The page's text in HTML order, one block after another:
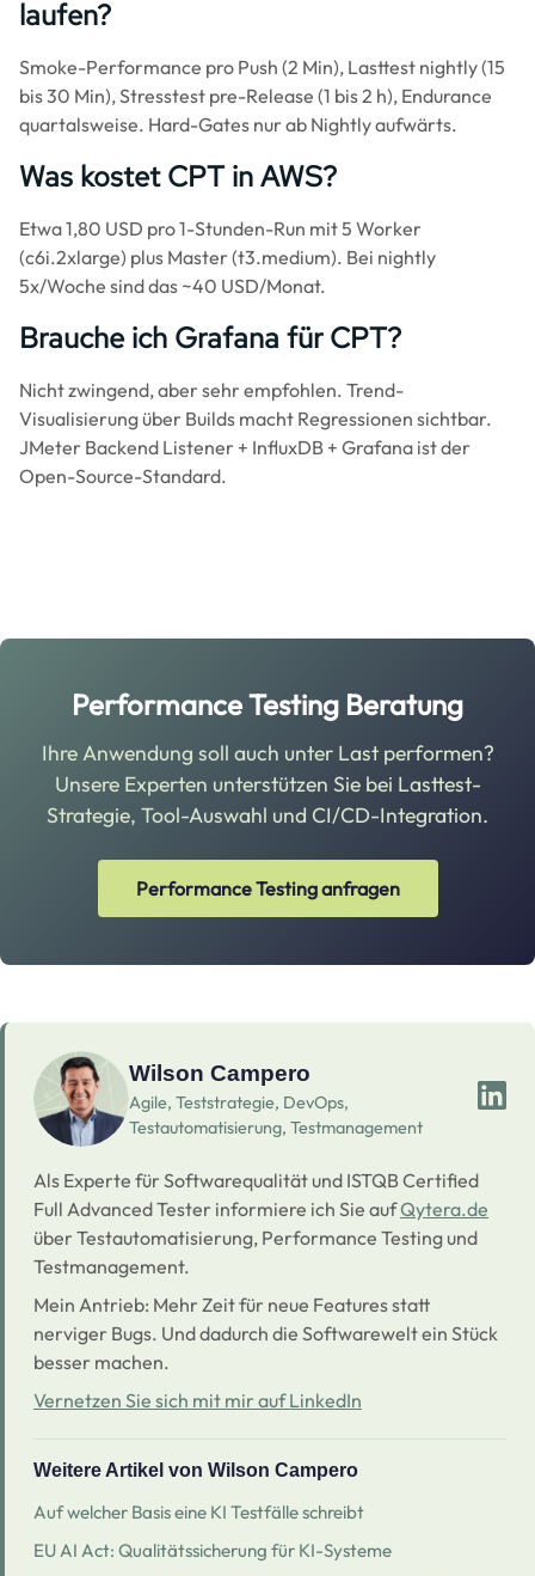
laufen?
Smoke-Performance pro Push (2 Min), Lasttest nightly (15
bis 30 Min), Stresstest pre-Release (1 bis 2 h), Endurance
quartalsweise. Hard-Gates nur ab Nightly aufwärts.
Was kostet CPT in AWS?
Etwa 1,80 USD pro 1-Stunden-Run mit 5 Worker
(c6i.2xlarge) plus Master (t3.medium). Bei nightly
5x/Woche sind das ~40 USD/Monat.
Brauche ich Grafana für CPT?
Nicht zwingend, aber sehr empfohlen. Trend-
Visualisierung über Builds macht Regressionen sichtbar.
JMeter Backend Listener + InfluxDB + Grafana ist der
Open-Source-Standard.
Performance Testing Beratung
Ihre Anwendung soll auch unter Last performen?
Unsere Experten unterstützen Sie bei Lasttest-
Strategie, Tool-Auswahl und CI/CD-Integration.
Performance Testing anfragen
Wilson Campero
Agile, Teststrategie, DevOps,
Testautomatisierung, Testmanagement
Als Experte für Softwarequalität und ISTQB Certified
Full Advanced Tester informiere ich Sie aufQytera.de
über Testautomatisierung, Performance Testing und
Testmanagement.
Mein Antrieb: Mehr Zeit für neue Features statt
nerviger Bugs. Und dadurch die Softwarewelt ein Stück
besser machen.
Vernetzen Sie sich mit mir auf LinkedIn
Weitere Artikel von Wilson Campero
Auf welcher Basis eine KI Testfälle schreibt
EU AI Act: Qualitätssicherung für KI-Systeme